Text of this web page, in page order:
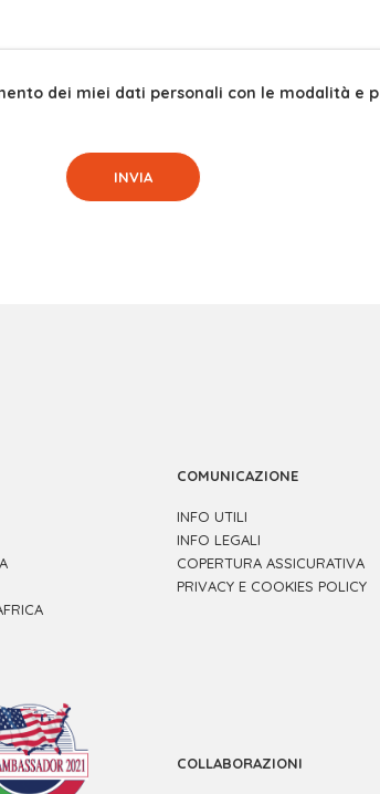
dei miei dati personali con le modalità e
COMUNICAZIONE
INFO UTILI
INFO LEGALI
COPERTURA ASSICURATIVA
PRIVACY E COOKIES POLICY
COLLABORAZIONI